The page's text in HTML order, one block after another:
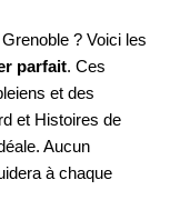
? Voici les
parfait. Ces
et des
et Histoires de
Aucun
à chaque